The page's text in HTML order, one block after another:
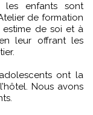
les enfants sont
de formation
de soi et à
leur offrant les
ont la
Nous avons